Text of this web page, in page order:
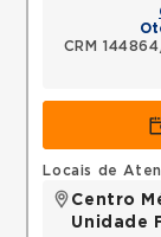
CRM
Locais de
Centro
Unidade